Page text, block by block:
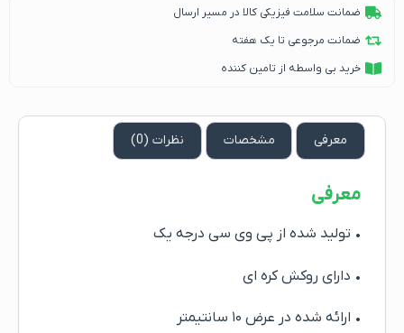
ضمانت سلامت فیزیکی کالا در مسیر ارسال
ضمانت مرجوعی تا یک هفته
خرید بی واسطه از تامین کننده
معرفی مشخصات نظرات (0)
معرفی
• تولید شده از پی وی سی درجه یک
• دارای روکش کره ای
• ارائه شده در عرض ۱۰ سانتیمتر